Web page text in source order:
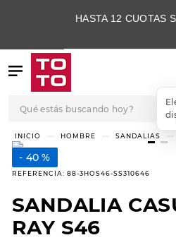
HASTA 12 CUOTAS
HOMBRE SANDALIAS
40 %
REFERENCIA: 88-3HOS46-SS310646
SANDALIA
RAY S46